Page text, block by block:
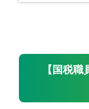
【国税